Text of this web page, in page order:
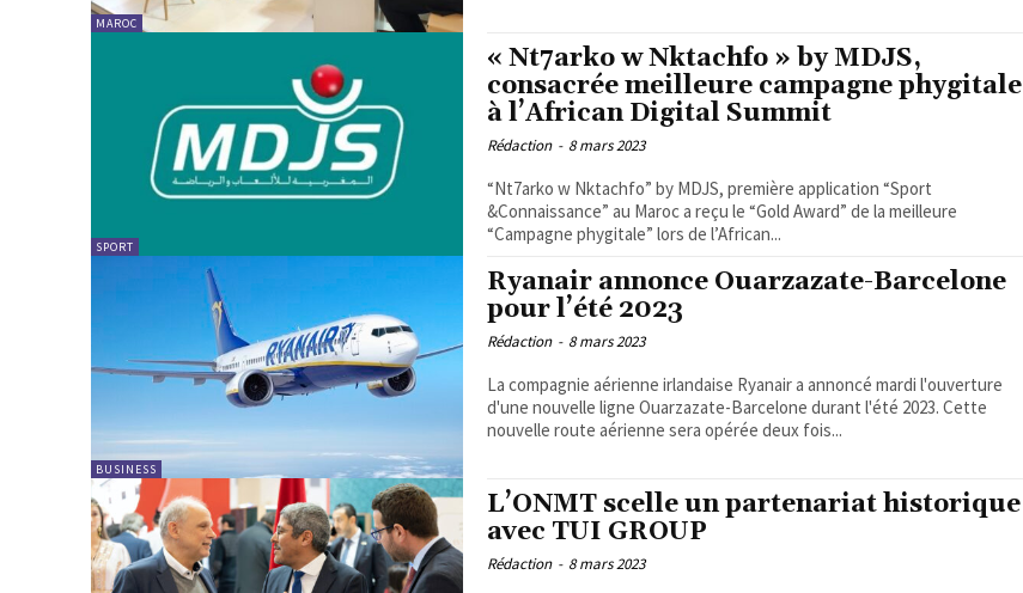
MAROC
SPORT
« Nt7arko w Nktachfo » by MDJS,
consacrée meilleure campagne phygitale
à l’African Digital Summit
Rédaction - 8 mars 2023
“Nt7arko w Nktachfo” by MDJS, première application “Sport
&Connaissance” au Maroc a reçu le “Gold Award” de la meilleure
“Campagne phygitale” lors de l’African...
BUSINESS
Ryanair annonce Ouarzazate-Barcelone
pour l’été 2023
Rédaction - 8 mars 2023
La compagnie aérienne irlandaise Ryanair a annoncé mardi l'ouverture
d'une nouvelle ligne Ouarzazate-Barcelone durant l'été 2023. Cette
nouvelle route aérienne sera opérée deux fois...
L’ONMT scelle un partenariat historique
avec TUI GROUP
Rédaction - 8 mars 2023